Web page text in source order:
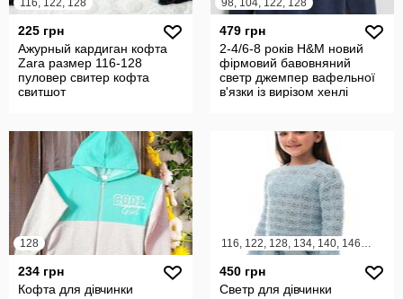
116, 122, 128
225 грн
Ажурный кардиган кофта
Zara размер 116-128
пуловер свитер кофта
свитшот
98, 104, 122, 128
479 грн
2-4/6-8 років H&M новий
фірмовий бавовняний
светр джемпер вафельної
в'язки із вирізом хенлі
128
234 грн
Кофта для дівчинки
116, 122, 128, 134, 140, 146, 152, 158
450 грн
Светр для дівчинки